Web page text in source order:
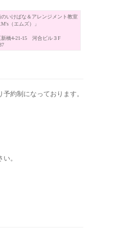
いけばな＆アレンジメント教室
M's（エムズ）」
新橋4-21-15 河合ビル３F
約制になっております。
。